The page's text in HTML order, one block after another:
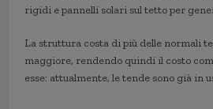
rigidi e pannelli solari sul tetto per
La struttura costa di più delle normali
maggiore, rendendo quindi il costo
esse: attualmente, le tende sono già in